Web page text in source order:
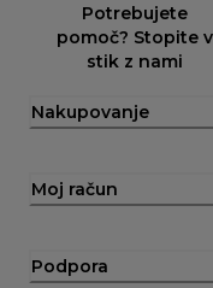
Potrebujete
pomoč? Stopite v
stik z nami
Nakupovanje
Moj račun
Podpora